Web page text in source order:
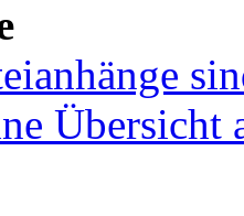
Übersicht